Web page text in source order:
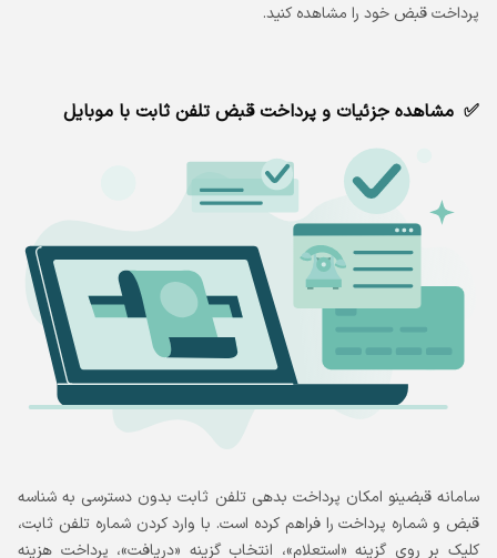
پرداخت قبض خود را مشاهده کنید.
مشاهده جزئیات و پرداخت قبض تلفن ثابت با موبایل
سامانه قبضینو امکان پرداخت بدهی تلفن ثابت بدون دسترسی به شناسه
قبض و شماره پرداخت را فراهم کرده است. با وارد کردن شماره تلفن ثابت،
کلیک بر روی گزینه «استعلام»، انتخاب گزینه «دریافت»، پرداخت هزینه